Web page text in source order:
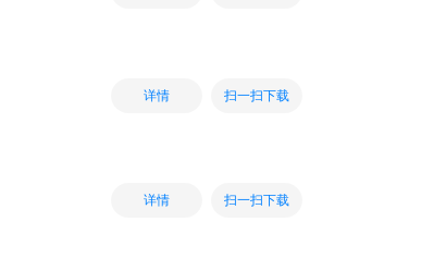
详情 扫一扫下载
详情 扫一扫下载